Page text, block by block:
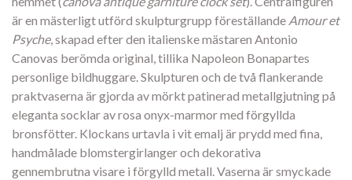
är en mästerligt utförd skulpturgrupp föreställande Amour et
Psyche, skapad efter den italienske mästaren Antonio
Canovas berömda original, tillika Napoleon Bonapartes
personlige bildhuggare. Skulpturen och de två flankerande
praktvaserna är gjorda av mörkt patinerad metallgjutning på
eleganta socklar av rosa onyx-marmor med förgyllda
bronsfötter. Klockans urtavla i vit emalj är prydd med fina,
handmålade blomstergirlanger och dekorativa
gennembrutna visare i förgylld metall. Vaserna är smyckade